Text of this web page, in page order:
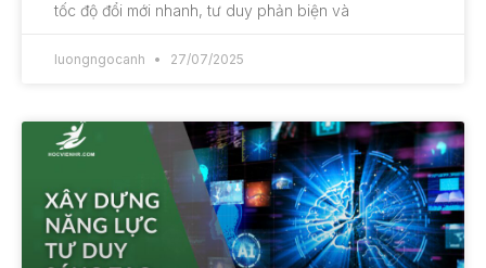
tốc độ đổi mới nhanh, tư duy phản biện và
luongngocanh 27/07/2025